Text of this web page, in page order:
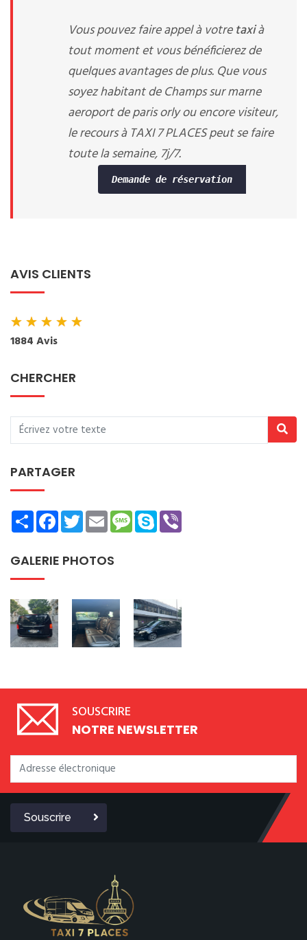
Vous pouvez faire appel à votretaxià
tout moment et vous bénéficierez de
quelques avantages de plus. Que vous
soyez habitant de Champs sur marne
aeroport de paris orly ou encore visiteur,
le recours à TAXI 7 PLACES peut se faire
toute la semaine, 7j/7.
Demande de réservation
AVIS CLIENTS
★★★★★
1884 Avis
CHERCHER
PARTAGER
ShareFacebookTwitterEmailMessage
Skype
GALERIE PHOTOS
SOUSCRIRE
NOTRE NEWSLETTER
Souscrire